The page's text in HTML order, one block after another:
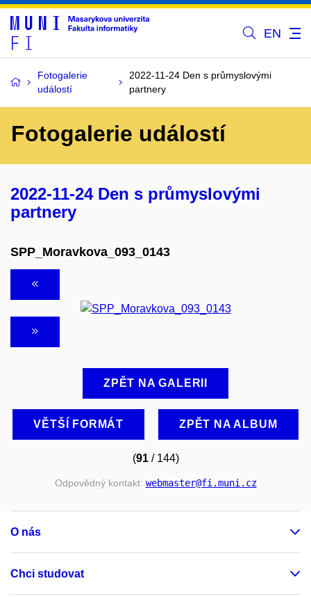
EN
Fotogalerie
událostí
2022-11-24 Den s průmyslovými
partnery
Fotogalerie událostí
2022-11-24 Den s průmyslovými
partnery
SPP_Moravkova_093_0143
ZPĚT NA GALERII
VĚTŠÍ FORMÁT ZPĚT NA ALBUM
(91/ 144)
Odpovědný kontakt: webmaster@fi.muni.cz
O nás
Chci studovat